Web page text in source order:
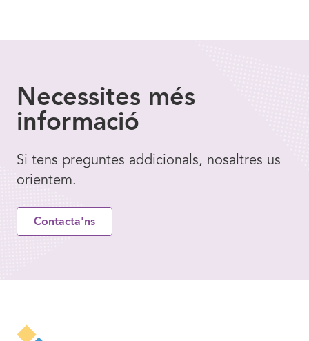
Necessites més
informació
Si tens preguntes addicionals, nosaltres us
orientem.
Contacta'ns